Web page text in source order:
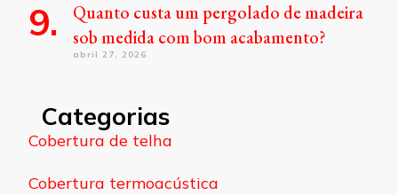
Quanto custa um pergolado de madeira
sob medida com bom acabamento?
abril 27, 2026
Categorias
Cobertura de telha
Cobertura termoacústica